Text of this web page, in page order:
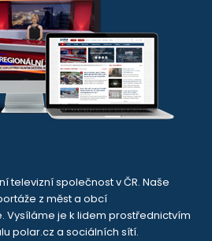
televizní společnost v ČR. Naše
z měst a obcí
Vysíláme je k lidem prostřednictvím
polar.cz a sociálních sítí.